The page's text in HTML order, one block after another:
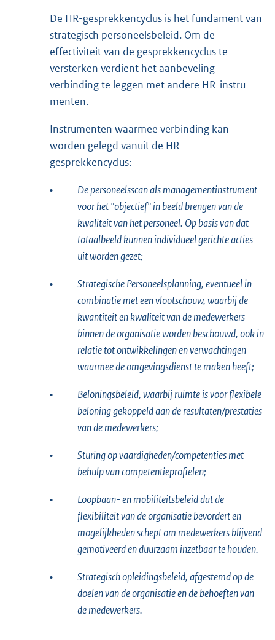
De HR-gesprekkencyclus is het fundament van
strategisch personeelsbeleid. Om de
effectiviteit van de gesprekkencyclus te
versterken verdient het aanbeveling
verbinding te leggen met andere HR-instru-
menten.
Instrumenten waarmee verbinding kan
worden gelegd vanuit de HR-
gesprekkencyclus:
•
De personeelsscan als managementinstrument
voor het "objectief" in beeld brengen van de
kwaliteit van het personeel. Op basis van dat
totaalbeeld kunnen individueel gerichte acties
uit worden gezet;
•
Strategische Personeelsplanning, eventueel in
combinatie met een vlootschouw, waarbij de
kwantiteit en kwaliteit van de medewerkers
binnen de organisatie worden beschouwd, ook in
relatie tot ontwikkelingen en verwachtingen
waarmee de omgevingsdienst te maken heeft;
•
Beloningsbeleid, waarbij ruimte is voor flexibele
beloning gekoppeld aan de resultaten/prestaties
van de medewerkers;
•
Sturing op vaardigheden/competenties met
behulp van competentieprofielen;
•
Loopbaan- en mobiliteitsbeleid dat de
flexibiliteit van de organisatie bevordert en
mogelijkheden schept om medewerkers blijvend
gemotiveerd en duurzaam inzetbaar te houden.
•
Strategisch opleidingsbeleid, afgestemd op de
doelen van de organisatie en de behoeften van
de medewerkers.